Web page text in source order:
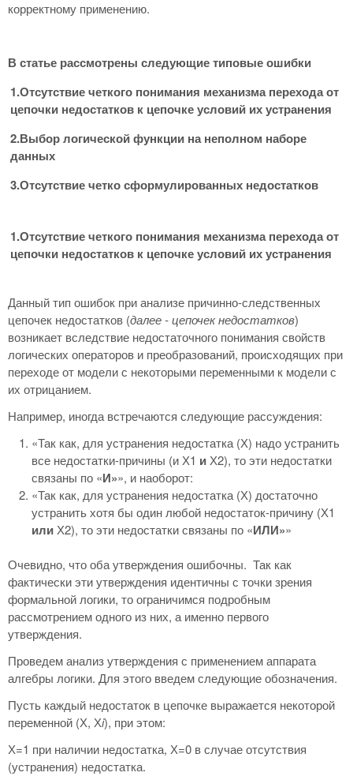
корректному применению.
В статье рассмотрены следующие типовые ошибки
1.Отсутствие четкого понимания механизма перехода от
цепочки недостатков к цепочке условий их устранения
2.Выбор логической функции на неполном наборе
данных
3.Отсутствие четко сформулированных недостатков
1.Отсутствие четкого понимания механизма перехода от
цепочки недостатков к цепочке условий их устранения
Данный тип ошибок при анализе причинно-следственных
цепочек недостатков (далее -цепочек недостатков)
возникает вследствие недостаточного понимания свойств
логических операторов и преобразований, происходящих при
переходе от модели с некоторыми переменными к модели с
их отрицанием.
Например, иногда встречаются следующие рассуждения:
«Так как, для устранения недостатка (Х) надо устранить
все недостатки-причины (и Х1 и Х2), то эти недостатки
связаны по «И»», и наоборот:
«Так как, для устранения недостатка (Х) достаточно
устранить хотя бы один любой недостаток-причину (Х1
или Х2), то эти недостатки связаны по «ИЛИ»»
Очевидно, что оба утверждения ошибочны. Так как
фактически эти утверждения идентичны с точки зрения
формальной логики, то ограничимся подробным
рассмотрением одного из них, а именно первого
утверждения.
Проведем анализ утверждения с применением аппарата
алгебры логики. Для этого введем следующие обозначения.
Пусть каждый недостаток в цепочке выражается некоторой
переменной (Х, Хi), при этом:
Х=1 при наличии недостатка, Х=0 в случае отсутствия
(устранения) недостатка.